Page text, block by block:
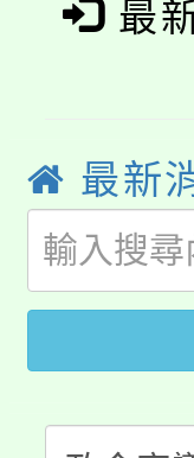
系所
學籍
版
淨零
公告
代理
「
車」
桃
生本
公告
最
最新